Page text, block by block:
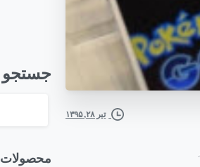
تیر ۲۸, ۱۳۹۵
جستجو
محصولات